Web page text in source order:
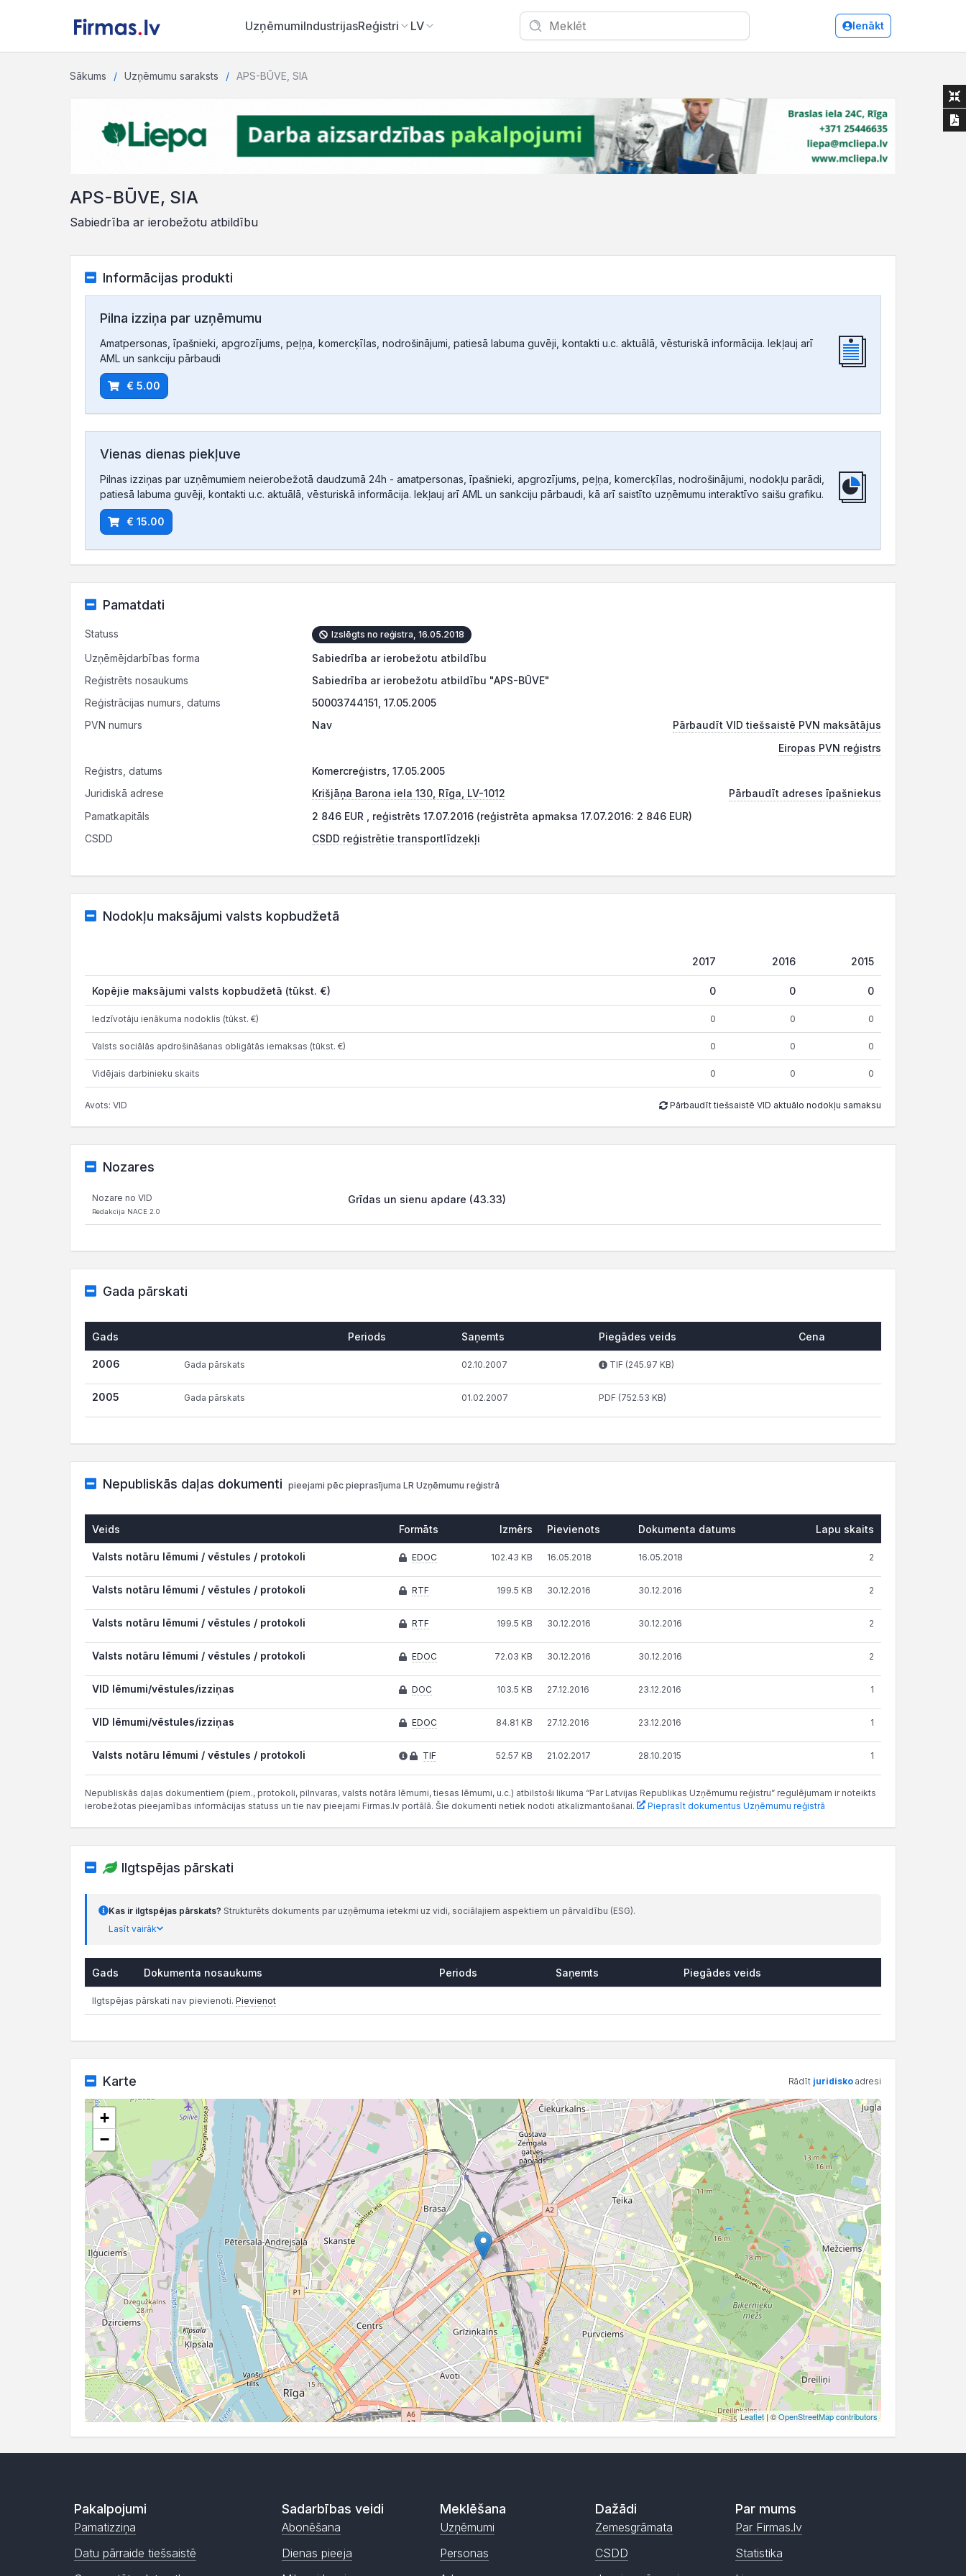
UzņēmumiIndustrijasReģistri LV Ienākt
Sākums Uzņēmumu saraksts APS-BŪVE, SIA
APS-BŪVE, SIA
Sabiedrība ar ierobežotu atbildību
Informācijas produkti
Pilna izziņa par uzņēmumu
Amatpersonas, īpašnieki, apgrozījums, peļņa, komercķīlas, nodrošinājumi, patiesā labuma guvēji, kontakti u.c. aktuālā, vēsturiskā informācija. Iekļauj arī
AML un sankciju pārbaudi
€ 5.00
Vienas dienas piekļuve
Pilnas izziņas par uzņēmumiem neierobežotā daudzumā 24h - amatpersonas, īpašnieki, apgrozījums, peļņa, komercķīlas, nodrošinājumi, nodokļu parādi,
patiesā labuma guvēji, kontakti u.c. aktuālā, vēsturiskā informācija. Iekļauj arī AML un sankciju pārbaudi, kā arī saistīto uzņēmumu interaktīvo saišu grafiku.
€ 15.00
Pamatdati
Statuss Izslēgts no reģistra, 16.05.2018
Uzņēmējdarbības forma
Sabiedrība ar ierobežotu atbildību
Reģistrēts nosaukums
Sabiedrība ar ierobežotu atbildību "APS-BŪVE"
Reģistrācijas numurs, datums
50003744151, 17.05.2005
PVN numurs
Nav
Pārbaudīt VID tiešsaistē PVN maksātājus
Eiropas PVN reģistrs
Reģistrs, datums
Komercreģistrs, 17.05.2005
Juridiskā adrese
Krišjāņa Barona iela 130, Rīga, LV-1012
Pārbaudīt adreses īpašniekus
Pamatkapitāls
2 846 EUR , reģistrēts 17.07.2016 (reģistrēta apmaksa 17.07.2016: 2 846 EUR)
CSDD
CSDD reģistrētie transportlīdzekļi
Nodokļu maksājumi valsts kopbudžetā
2017 2016 2015
Kopējie maksājumi valsts kopbudžetā (tūkst. €) 0 0 0
Iedzīvotāju ienākuma nodoklis (tūkst. €) 0 0 0
Valsts sociālās apdrošināšanas obligātās iemaksas (tūkst. €) 0 0 0
Vidējais darbinieku skaits 0 0 0
Avots: VID Pārbaudīt tiešsaistē VID aktuālo nodokļu samaksu
Nozares
Nozare no VID
Redakcija NACE 2.0
Grīdas un sienu apdare (43.33)
Gada pārskati
Gads Periods Saņemts Piegādes veids Cena
2006 Gada pārskats 02.10.2007 TIF (245.97 KB)
2005 Gada pārskats 01.02.2007 PDF (752.53 KB)
Nepubliskās daļas dokumenti pieejami pēc pieprasījuma LR Uzņēmumu reģistrā
Veids Formāts Izmērs Pievienots Dokumenta datums Lapu skaits
Valsts notāru lēmumi / vēstules / protokoli EDOC 102.43 KB 16.05.2018 16.05.2018 2
Valsts notāru lēmumi / vēstules / protokoli RTF 199.5 KB 30.12.2016 30.12.2016 2
Valsts notāru lēmumi / vēstules / protokoli RTF 199.5 KB 30.12.2016 30.12.2016 2
Valsts notāru lēmumi / vēstules / protokoli EDOC 72.03 KB 30.12.2016 30.12.2016 2
VID lēmumi/vēstules/izziņas DOC 103.5 KB 27.12.2016 23.12.2016 1
VID lēmumi/vēstules/izziņas EDOC 84.81 KB 27.12.2016 23.12.2016 1
Valsts notāru lēmumi / vēstules / protokoli TIF 52.57 KB 21.02.2017 28.10.2015 1
Nepubliskās daļas dokumentiem (piem., protokoli, pilnvaras, valsts notāra lēmumi, tiesas lēmumi, u.c.) atbilstoši likuma “Par Latvijas Republikas Uzņēmumu reģistru” regulējumam ir noteikts
ierobežotas pieejamības informācijas statuss un tie nav pieejami Firmas.lv portālā. Šie dokumenti netiek nodoti atkalizmantošanai.
Pieprasīt dokumentus Uzņēmumu reģistrā
Ilgtspējas pārskati
Kas ir ilgtspējas pārskats? Strukturēts dokuments par uzņēmuma ietekmi uz vidi, sociālajiem aspektiem un pārvaldību (ESG).
Lasīt vairāk
Gads Dokumenta nosaukums Periods Saņemts Piegādes veids
Ilgtspējas pārskati nav pievienoti. Pievienot
Karte Rādīt juridisko adresi
+
−
Leaflet| ©OpenStreetMap contributors
Pakalpojumi
Pamatizziņa
Datu pārraide tiešsaistē
Sadarbības veidi
Abonēšana
Dienas pieeja
Meklēšana
Uzņēmumi
Personas
Dažādi
Zemesgrāmata
CSDD
Par mums
Par Firmas.lv
Statistika